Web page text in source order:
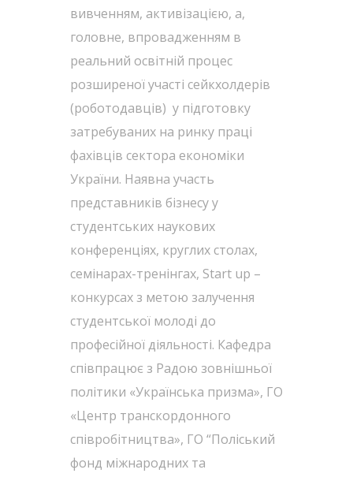
вивченням, активізацією, а,
головне, впровадженням в
реальний освітній процес
розширеної участі сейкхолдерів
(роботодавців) у підготовку
затребуваних на ринку праці
фахівців сектора економіки
України. Наявна участь
представників бізнесу у
студентських наукових
конференціях, круглих столах,
семінарах-тренінгах, Start up –
конкурсах з метою залучення
студентської молоді до
професійної діяльності. Кафедра
співпрацює з Радою зовнішньої
політики «Українська призма», ГО
«Центр транскордонного
співробітництва», ГО “Поліський
фонд міжнародних та